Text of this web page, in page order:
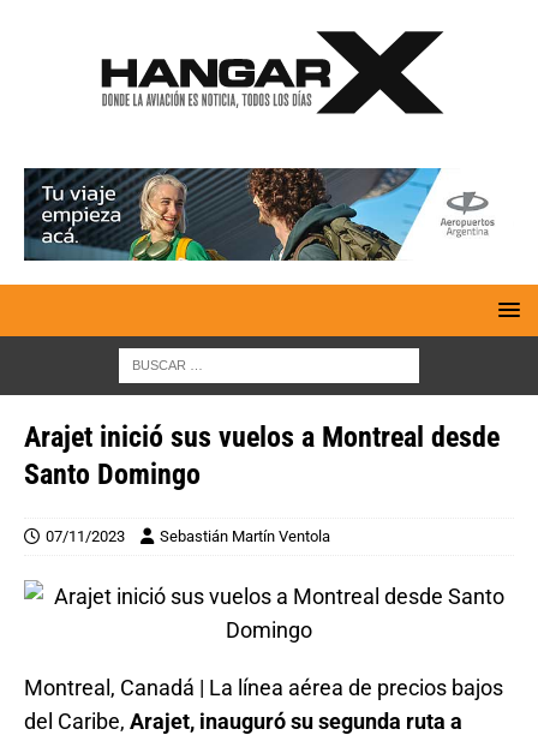
Arajet inició sus vuelos a Montreal desde
Santo Domingo
07/11/2023 Sebastián Martín Ventola
Montreal, Canadá | La línea aérea de precios bajos
del Caribe, Arajet, inauguró su segunda ruta a